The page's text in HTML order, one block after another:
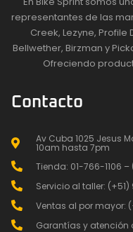
representantes de las
Creek, Lezyne, Profile
Bellwether, Birzman y
Ofreciendo
Contacto
Av Cuba 1025 Jesus
10am hasta 7pm
Tienda: 01-766-1106 –
Servicio al taller: (+51)
Ventas al por mayor:
Garantías y atención